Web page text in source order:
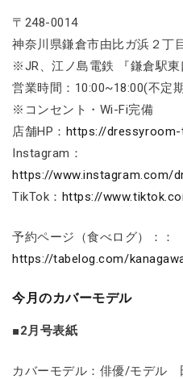
〒248-0014
神奈川県鎌倉市由比ガ浜２丁
※JR、江ノ島電鉄 『鎌倉駅
営業時間：10:00~18:00(不定
※コンセント・Wi-Fi完備
店舗HP： https://
Instagram：
https://www.instagram.com/
TikTok： https://
予約ページ（食べログ）：：
https://tabelog.com/
今月のカバーモデル
■2月号表紙
カバーモデル：俳優/モデル